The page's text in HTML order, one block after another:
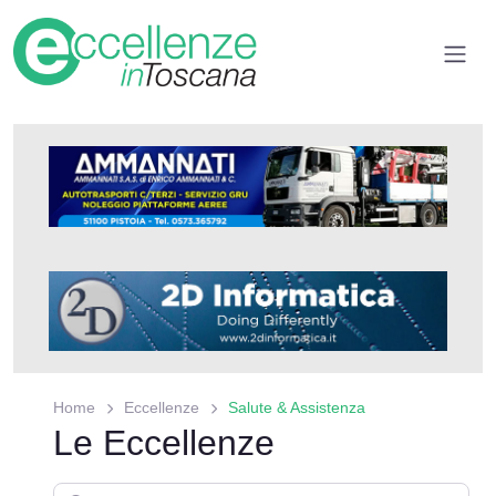
Home Eccellenze Salute & Assistenza
Le Eccellenze